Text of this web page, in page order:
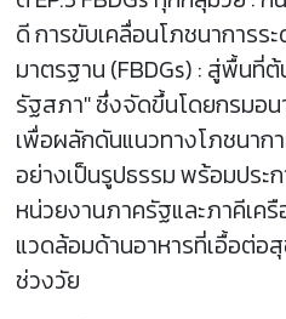
ดี การขับเคลื่อนโภชนาการร
มาตรฐาน (FBDGs) : สู่พื้นที่
รัฐสภา" ซึ่งจัดขึ้นโดยกรมอ
เพื่อผลักดันแนวทางโภชนาก
อย่างเป็นรูปธรรม พร้อมประ
หน่วยงานภาครัฐและภาคีเค
แวดล้อมด้านอาหารที่เอื้อต่อ
ช่วงวัย